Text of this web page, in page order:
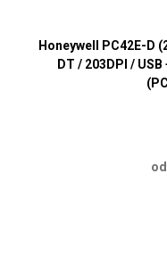
Honeywell PC42E-D
DT / 203DPI /